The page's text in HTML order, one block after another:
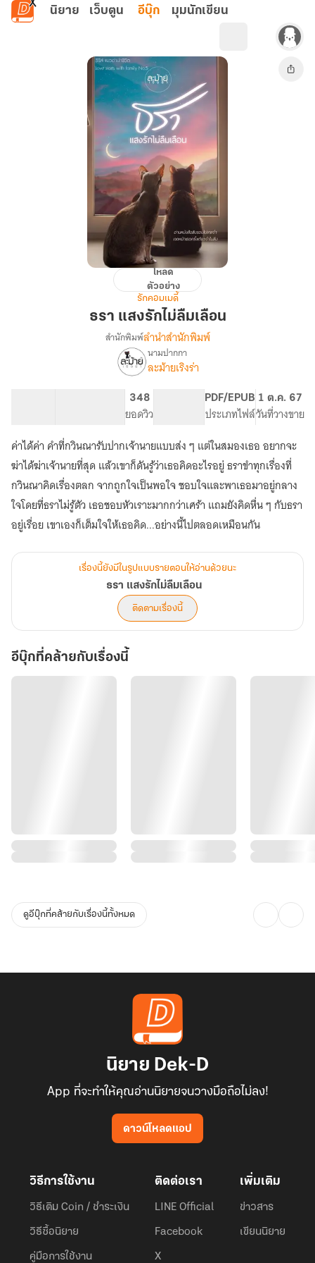
ข้ามไปยังเนื้อหาหลัก
นิยาย เว็บตูน อีบุ๊ก มุมนักเขียน
รัก
โหลด
ตัวอย่าง
รักคอมเมดี้
ธรา แสงรักไม่ลืมเลือน
เรื่อง
ธรา
เลือน
สำนักพิมพ์ลำนำสำนักพิมพ์
นามปากกา
ละม้ายเริงร่า
348
ยอดวิว
PDF/EPUB
ประเภทไฟล์
1 ต.ค. 67
วันที่วางขาย
ค่าได้ค่า คำที่กวินณารับปากเจ้านายแบบส่ง ๆ แต่ในสมองเธอ อยากจะ
ฆ่าได้ฆ่าเจ้านายที่สุด แล้วเขาก็ดันรู้ว่าเธอคิดอะไรอยู่ ธราขำทุกเรื่องที่
กวินณาคิดเรื่องตลก จากถูกใจเป็นพอใจ ชอบใจและพาเธอมาอยู่กลาง
ใจโดยที่ธราไม่รู้ตัว เธอชอบหัวเราะมากกว่าเศร้า แถมยังคิดหื่น ๆ กับธรา
อยู่เรื่อย เขาเองก็เต็มใจให้เธอคิด...อย่างนี้ไปตลอดเหมือนกัน
เรื่องนี้ยังมีในรูปแบบรายตอนให้อ่านด้วยนะ
ธรา แสงรักไม่ลืมเลือน
ติดตามเรื่องนี้
อีบุ๊กที่คล้ายกับเรื่องนี้
ดูอีบุ๊กที่คล้ายกับเรื่องนี้ทั้งหมด
นิยาย Dek-D
App ที่จะทำให้คุณอ่านนิยายจนวางมือถือไม่ลง!
ดาวน์โหลดแอป
วิธีการใช้งาน
วิธีเติม Coin / ชำระเงิน
วิธีซื้อนิยาย
คู่มือการใช้งาน
ติดต่อเรา
LINE Official
Facebook
X
เพิ่มเติม
ข่าวสาร
เขียนนิยาย